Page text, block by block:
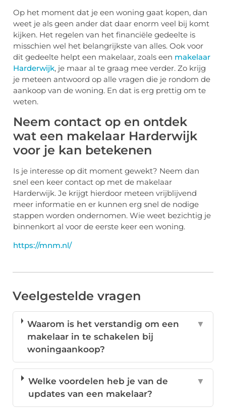
Op het moment dat je een woning gaat kopen, dan
weet je als geen ander dat daar enorm veel bij komt
kijken. Het regelen van het financiële gedeelte is
misschien wel het belangrijkste van alles. Ook voor
dit gedeelte helpt een makelaar, zoals een makelaar
Harderwijk, je maar al te graag mee verder. Zo krijg
je meteen antwoord op alle vragen die je rondom de
aankoop van de woning. En dat is erg prettig om te
weten.
Neem contact op en ontdek
wat een makelaar Harderwijk
voor je kan betekenen
Is je interesse op dit moment gewekt? Neem dan
snel een keer contact op met de makelaar
Harderwijk. Je krijgt hierdoor meteen vrijblijvend
meer informatie en er kunnen erg snel de nodige
stappen worden ondernomen. Wie weet bezichtig je
binnenkort al voor de eerste keer een woning.
https://mnm.nl/
Veelgestelde vragen
Waarom is het verstandig om een
makelaar in te schakelen bij
woningaankoop?
▼
Welke voordelen heb je van de
updates van een makelaar?
▼